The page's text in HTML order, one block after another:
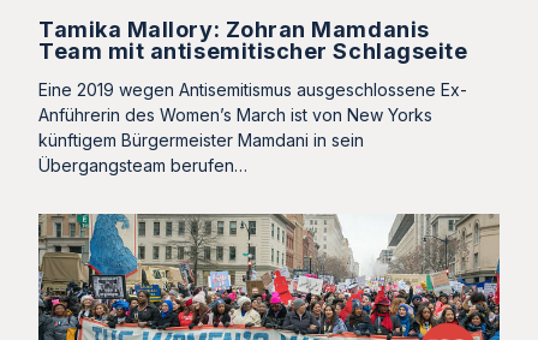
Tamika Mallory: Zohran Mamdanis
Team mit antisemitischer Schlagseite
Eine 2019 wegen Antisemitismus ausgeschlossene Ex-
Anführerin des Women’s March ist von New Yorks
künftigem Bürgermeister Mamdani in sein
Übergangsteam berufen…